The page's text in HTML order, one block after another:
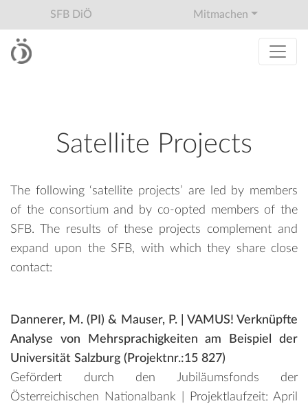
SFB DiÖ Mitmachen
Satellite Projects
The following ‘satellite projects’ are led by members
of the consortium and by co-opted members of the
SFB. The results of these projects complement and
expand upon the SFB, with which they share close
contact:
Dannerer, M. (PI) & Mauser, P.
| VAMUS! Verknüpfte
Analyse von Mehrsprachigkeiten am Beispiel der
Universität Salzburg (Projektnr.:15 827)
Gefördert durch den Jubiläumsfonds der
Österreichischen Nationalbank | Projektlaufzeit: April